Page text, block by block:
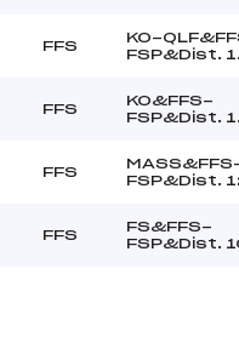
FFS
KO-
FSP&Dist.
FFS
KO&FFS-
FSP&Dist.
FFS
FSP&Dist.
FFS
FS&FFS-
FSP&Dist.